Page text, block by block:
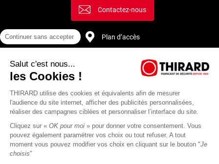
Contactez-nous
Plan d’accès
Continuer sans accepter
Salut c'est nous...
les Cookies !
THIRARD utilise des cookies et équivalents afin de mesurer
l'audience du site internet, afficher des publicités personnalisées,
réaliser des campagnes ciblées et personnaliser l’interface du site.
Cliquez sur « OK pour moi » pour donner votre consentement. Vous
pouvez également paramétrer vos choix ou tout refuser. A tout
moment vous pouvez modifier vos choix en cliquant sur le bouton "Je
choisis"